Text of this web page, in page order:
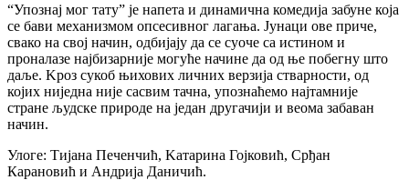
“Упознај мог тату” је напета и динамична комедија забуне која
се бави механизмом опсесивног лагања. Јунаци ове приче,
свако на свој начин, одбијају да се суоче са истином и
проналазе најбизарније могуће начине да од ње побегну што
даље. Kроз сукоб њихових личних верзија стварности, од
којих ниједна није сасвим тачна, упознаћемо најтамније
стране људске природе на један другачији и веома забаван
начин.
Улоге: Тијана Печенчић, Kатарина Гојковић, Срђан
Карановић и Андрија Даничић.